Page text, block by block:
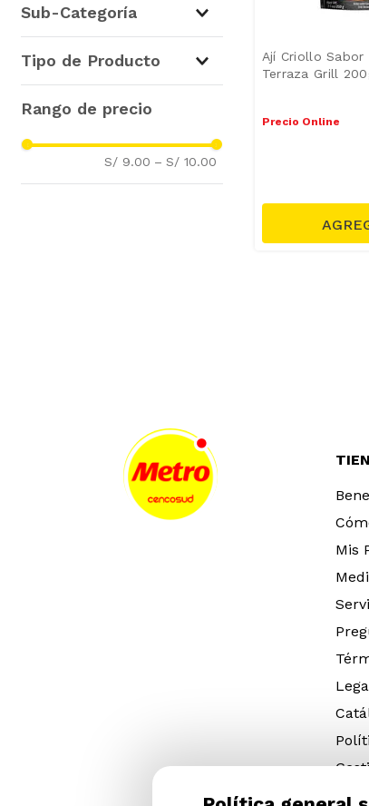
Comida Instantánea
Sub-Categoría
(1)
Tipo de Producto
S/ 9.00 – S/ 10.00
Ají Criollo Sabor
Terraza Grill
Precio Online
Mis